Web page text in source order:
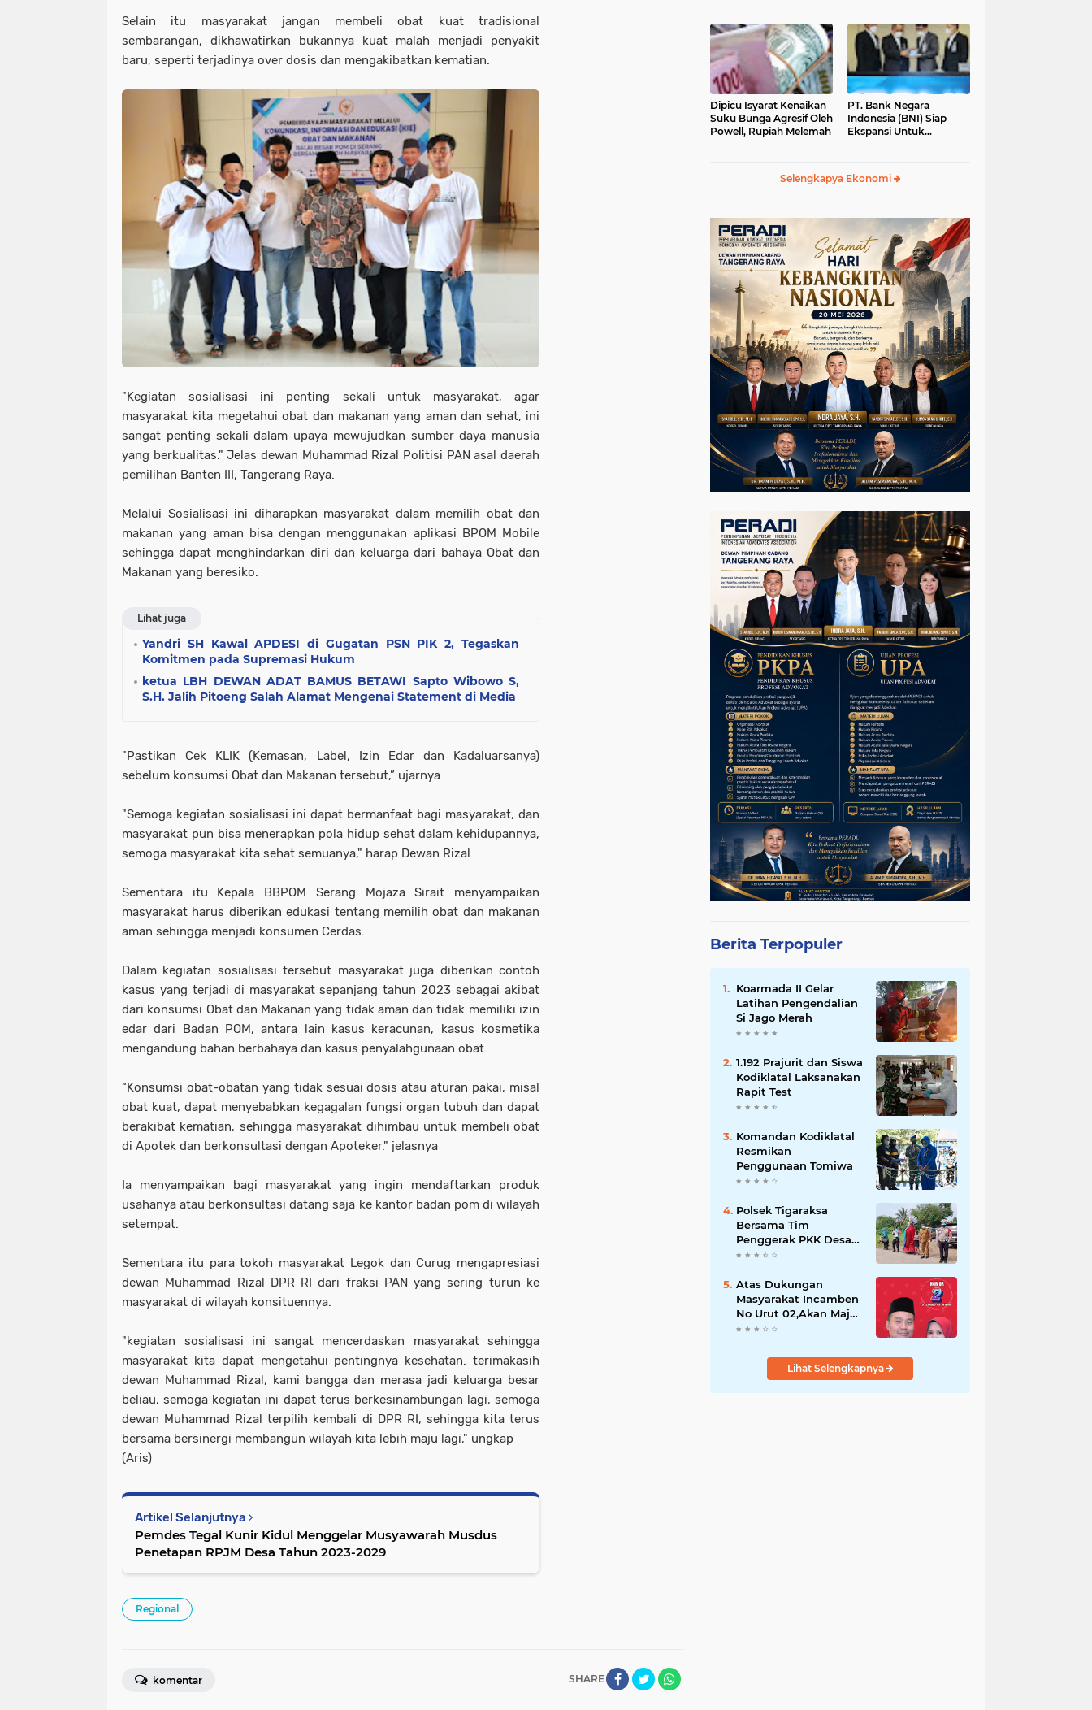
Selain itu masyarakat jangan membeli obat kuat tradisional
sembarangan, dikhawatirkan bukannya kuat malah menjadi penyakit
baru, seperti terjadinya over dosis dan mengakibatkan kematian.
"Kegiatan sosialisasi ini penting sekali untuk masyarakat, agar
masyarakat kita megetahui obat dan makanan yang aman dan sehat, ini
sangat penting sekali dalam upaya mewujudkan sumber daya manusia
yang berkualitas." Jelas dewan Muhammad Rizal Politisi PAN asal daerah
pemilihan Banten III, Tangerang Raya.
Melalui Sosialisasi ini diharapkan masyarakat dalam memilih obat dan
makanan yang aman bisa dengan menggunakan aplikasi BPOM Mobile
sehingga dapat menghindarkan diri dan keluarga dari bahaya Obat dan
Makanan yang beresiko.
Lihat juga
Yandri SH Kawal APDESI di Gugatan PSN PIK 2, Tegaskan
Komitmen pada Supremasi Hukum
ketua LBH DEWAN ADAT BAMUS BETAWI Sapto Wibowo S,
S.H. Jalih Pitoeng Salah Alamat Mengenai Statement di Media
"Pastikan Cek KLIK (Kemasan, Label, Izin Edar dan Kadaluarsanya)
sebelum konsumsi Obat dan Makanan tersebut,” ujarnya
"Semoga kegiatan sosialisasi ini dapat bermanfaat bagi masyarakat, dan
masyarakat pun bisa menerapkan pola hidup sehat dalam kehidupannya,
semoga masyarakat kita sehat semuanya," harap Dewan Rizal
Sementara itu Kepala BBPOM Serang Mojaza Sirait menyampaikan
masyarakat harus diberikan edukasi tentang memilih obat dan makanan
aman sehingga menjadi konsumen Cerdas.
Dalam kegiatan sosialisasi tersebut masyarakat juga diberikan contoh
kasus yang terjadi di masyarakat sepanjang tahun 2023 sebagai akibat
dari konsumsi Obat dan Makanan yang tidak aman dan tidak memiliki izin
edar dari Badan POM, antara lain kasus keracunan, kasus kosmetika
mengandung bahan berbahaya dan kasus penyalahgunaan obat.
“Konsumsi obat-obatan yang tidak sesuai dosis atau aturan pakai, misal
obat kuat, dapat menyebabkan kegagalan fungsi organ tubuh dan dapat
berakibat kematian, sehingga masyarakat dihimbau untuk membeli obat
di Apotek dan berkonsultasi dengan Apoteker." jelasnya
Ia menyampaikan bagi masyarakat yang ingin mendaftarkan produk
usahanya atau berkonsultasi datang saja ke kantor badan pom di wilayah
setempat.
Sementara itu para tokoh masyarakat Legok dan Curug mengapresiasi
dewan Muhammad Rizal DPR RI dari fraksi PAN yang sering turun ke
masyarakat di wilayah konsituennya.
"kegiatan sosialisasi ini sangat mencerdaskan masyarakat sehingga
masyarakat kita dapat mengetahui pentingnya kesehatan. terimakasih
dewan Muhammad Rizal, kami bangga dan merasa jadi keluarga besar
beliau, semoga kegiatan ini dapat terus berkesinambungan lagi, semoga
dewan Muhammad Rizal terpilih kembali di DPR RI, sehingga kita terus
bersama bersinergi membangun wilayah kita lebih maju lagi," ungkap
(Aris)
Artikel Selanjutnya
Pemdes Tegal Kunir Kidul Menggelar Musyawarah Musdus
Penetapan RPJM Desa Tahun 2023-2029
Regional
SHARE
komentar
Dipicu Isyarat Kenaikan
Suku Bunga Agresif Oleh
Powell, Rupiah Melemah
PT. Bank Negara
Indonesia (BNI) Siap
Ekspansi Untuk
Selengkapya Ekonomi
Berita Terpopuler
Koarmada II Gelar
Latihan Pengendalian
Si Jago Merah
1.192 Prajurit dan Siswa
Kodiklatal Laksanakan
Rapit Test
Komandan Kodiklatal
Resmikan
Penggunaan Tomiwa
Polsek Tigaraksa
Bersama Tim
Penggerak PKK Desa
Jambe Bagikan
Pengguna Jalan
Atas Dukungan
Masyarakat Incamben
No Urut 02,Akan Maju
Untuk Memajukan
Lihat Selengkapnya